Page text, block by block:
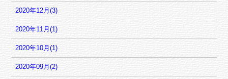
2020年12月(3)
2020年11月(1)
2020年10月(1)
2020年09月(2)